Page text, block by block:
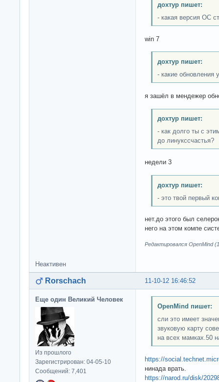
дохтур пишет:
- какая версия ОС
win 7
дохтур пишет:
- какие обновления
я зашёл в мендежер
дохтур пишет:
- как долго ты с
до линукссчастья?
недели 3
дохтур пишет:
- это твой первый
нет.до этого был
него на этом компе
Редактировался OpenMind
Неактивен
11-10-12 16:46:52
Rorschach
Еще один Великий Человек
Из прошлого
Зарегистрирован: 04-05-10
Сообщений: 7,401
OpenMind пишет:
сли это имеет
звуковую карту
на всех мамках.50
https://
нинада врать.
https://narod.ru/disk/